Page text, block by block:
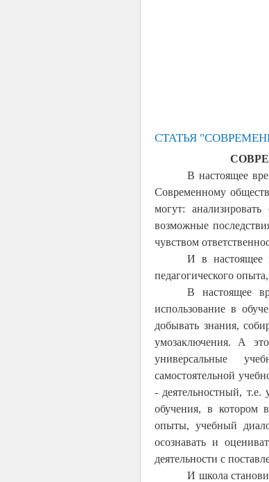
СТАТЬЯ
В настоящее
Современному
могут:
возможные
чувством
И в настоящее
педагогического
В настоящее
использование в
добывать знания,
умозаключения. А
универсальные
самостоятельной
- деятельностный, т.е.
обучения, в котором
опыты, учебный
осознавать и
деятельности с
И школа